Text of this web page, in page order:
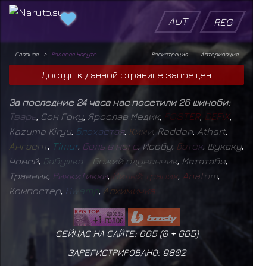
AUT REG
Главная Ролевая Наруто Авторизация
Регистрация
Доступ к данной странице запрещен
За последние 24 часа нас посетили 26 шиноби:
Тварь Сон Гоку, Ярослав Медик, FOSTER, DEFIX,
Kazuma Kiryu, Блохастая, Кими Raddan Athart,
Ангаёпт, Timur, боль в ноге Исобу, Батёк, Шукаку,
Чомей, Бабушка - божий одуванчик, Мататаби,
Травник, РиккиТикки, Ми лый трапик, Anatom
Компостер Sw p Алхимичка
СЕЙЧАС НА САЙТЕ: 665 (0+ 665)
ЗАРЕГИСТРИРОВАНО: 9802